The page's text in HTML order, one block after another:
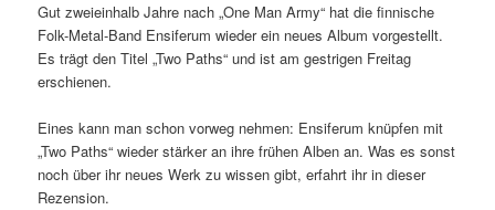
Gut zweieinhalb Jahre nach „One Man Army“ hat die finnische
Folk-Metal-Band Ensiferum wieder ein neues Album vorgestellt.
Es trägt den Titel „Two Paths“ und ist am gestrigen Freitag
erschienen.
Eines kann man schon vorweg nehmen: Ensiferum knüpfen mit
„Two Paths“ wieder stärker an ihre frühen Alben an. Was es sonst
noch über ihr neues Werk zu wissen gibt, erfahrt ihr in dieser
Rezension.